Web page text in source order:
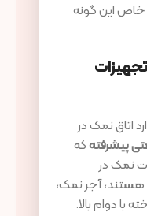
خاص این گونه
اتاق نمک در
پیشرفتهکه
نمک در
هستند، آجر نمک،
دوام بالا.